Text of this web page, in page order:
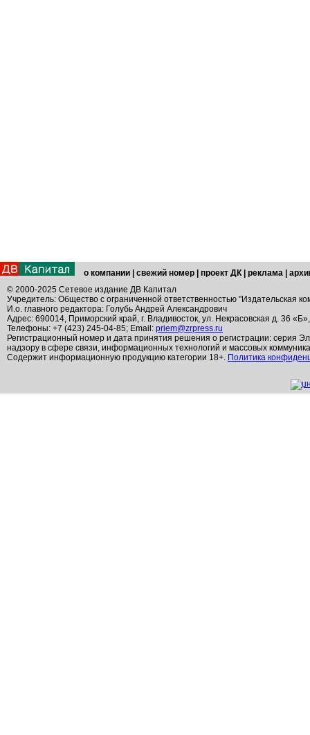
о компании свежий номер проект ДК реклама
© 2000-2025 Сетевое издание ДВ Капитал
Учредитель: Общество с ограниченной ответственностью "Издательская
И.о. главного редактора: Голубь Андрей Александрович
Адрес: 690014, Приморский край, г. Владивосток, ул. Некрасовская д. 36
Телефоны: +7 (423) 245-04-85; Email: priem@zrpress.ru
Регистрационный номер и дата принятия решения о регистрации: серия
надзору в сфере связи, информационных технологий и массовых
Содержит информационную продукцию категории 18+. Политика